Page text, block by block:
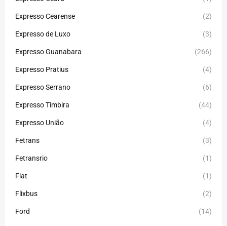
Expresso Cearense (2)
Expresso de Luxo (3)
Expresso Guanabara (266)
Expresso Pratius (4)
Expresso Serrano (6)
Expresso Timbira (44)
Expresso União (4)
Fetrans (3)
Fetransrio (1)
Fiat (1)
Flixbus (2)
Ford (14)